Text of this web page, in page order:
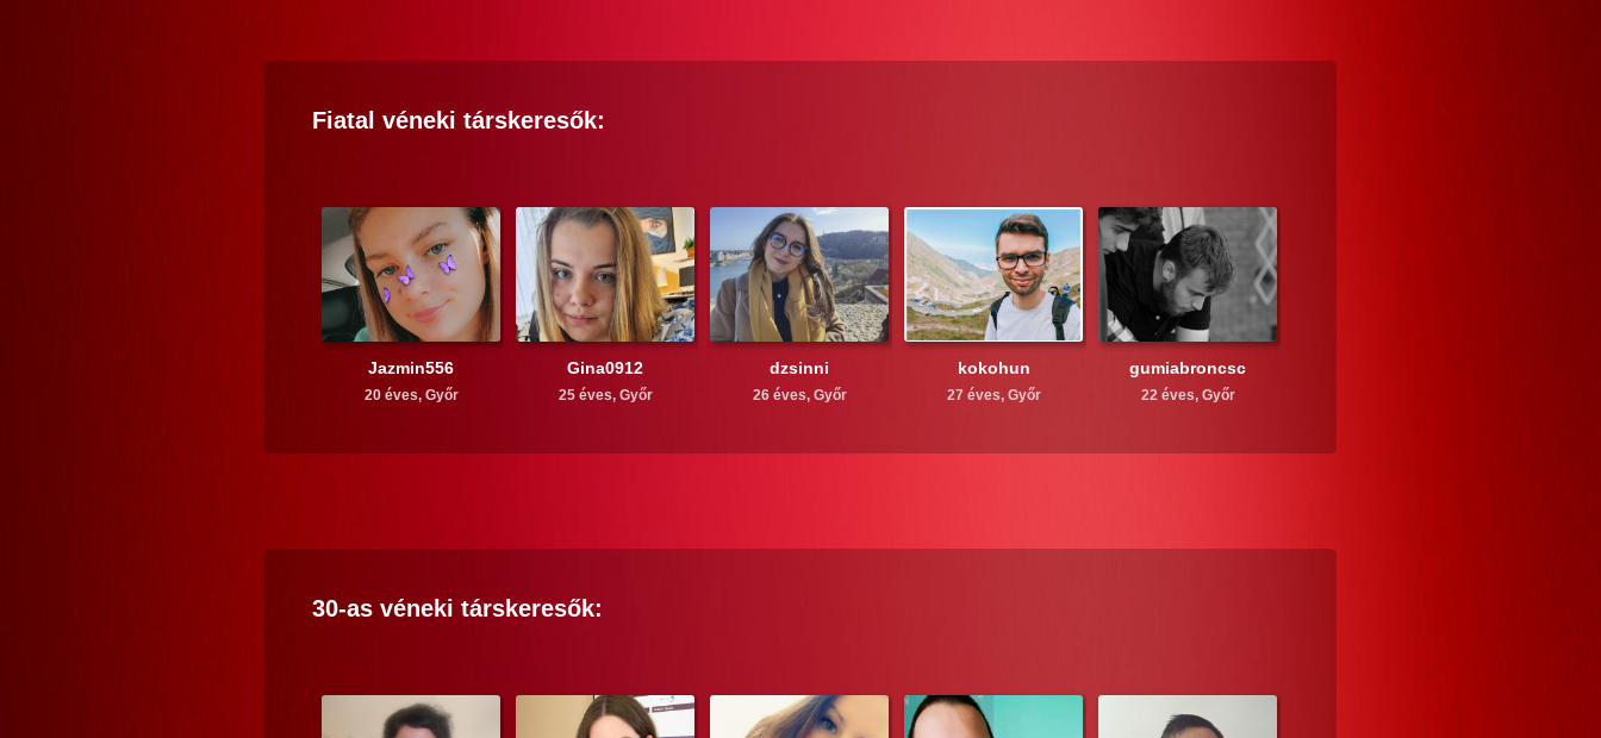
Fiatal véneki társkeresők:
Jazmin556
20 éves, Győr
Gina0912
25 éves, Győr
dzsinni
26 éves, Győr
kokohun
27 éves, Győr
gumiabroncsc
22 éves, Győr
30-as véneki társkeresők: